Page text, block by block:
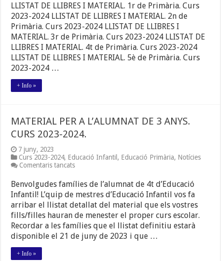
LLISTAT DE LLIBRES I MATERIAL. 1r de Primària. Curs
2023-2024 LLISTAT DE LLIBRES I MATERIAL. 2n de
Primària. Curs 2023-2024 LLISTAT DE LLIBRES I
MATERIAL. 3r de Primària. Curs 2023-2024 LLISTAT DE
LLIBRES I MATERIAL. 4t de Primària. Curs 2023-2024
LLISTAT DE LLIBRES I MATERIAL. 5è de Primària. Curs
2023-2024 …
+ Info »
MATERIAL PER A L’ALUMNAT DE 3 ANYS.
CURS 2023-2024.
7 juny, 2023
Curs 2023-2024, Educació Infantil, Educació Primària, Notícies
Comentaris tancatsa
PER
A
L’ALUMNAT
DE
3
ANYS.
CURS
2023-
2024.
Benvolgudes famílies de l’alumnat de 4t d’Educació
Infantil! L’quip de mestres d’Educació Infantil vos fa
arribar el llistat detallat del material que els vostres
fills/filles hauran de menester el proper curs escolar.
Recordar a les famílies que el llistat definitiu estarà
disponible el 21 de juny de 2023 i que …
+ Info »